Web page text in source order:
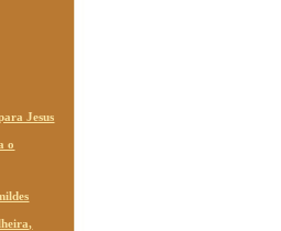
Jesus
o